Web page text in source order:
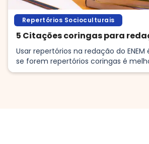
Repertórios Socioculturais
5 Citações coringas para
Usar repertórios na redação do
se forem repertórios coringas é